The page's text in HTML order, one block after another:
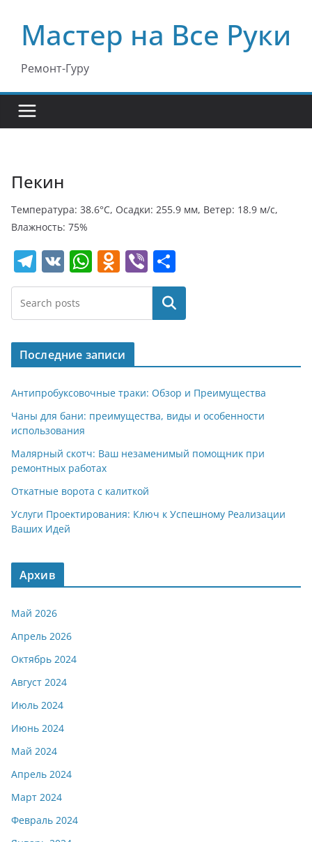
содержимому
Мастер на Все Руки
Ремонт-Гуру
Пекин
Температура: 38.6°C, Осадки: 255.9 мм, Ветер: 18.9 м/с,
Влажность: 75%
T
el
e
gr
a
m
V
K
W
h
s
A
p
p
O
d
o
kl
a
ss
ni
Vi
b
er
т
п
р
в
и
т
Поиск
Последние записи
Антипробуксовочные траки: Обзор и Преимущества
Чаны для бани: преимущества, виды и особенности
использования
Малярный скотч: Ваш незаменимый помощник при
ремонтных работах
Откатные ворота с калиткой
Услуги Проектирования: Ключ к Успешному Реализации
Ваших Идей
Архив
Май 2026
Апрель 2026
Октябрь 2024
Август 2024
Июль 2024
Июнь 2024
Май 2024
Апрель 2024
Март 2024
Февраль 2024